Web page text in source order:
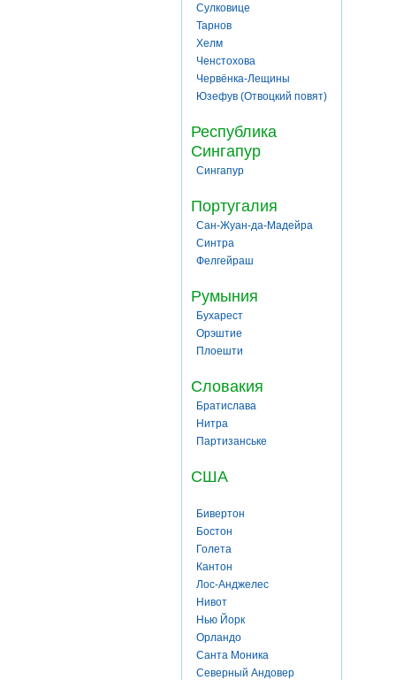
Сулковице
Тарнов
Хелм
Ченстохова
Червёнка-Лещины
Юзефув (Отвоцкий повят)
Республика
Сингапур
Сингапур
Португалия
Сан-Жуан-да-Мадейра
Синтра
Фелгейраш
Румыния
Бухарест
Орэштие
Плоешти
Словакия
Братислава
Нитра
Партизанське
США
Бивертон
Бостон
Голета
Кантон
Лос-Анджелес
Нивот
Нью Йорк
Орландо
Санта Моника
Северный Андовер